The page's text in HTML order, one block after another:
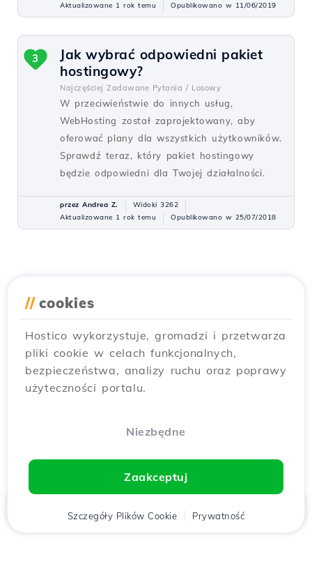
Aktualizowane 1 rok temu
Opublikowano w 11/06/2019
Jak wybrać odpowiedni pakiet
hostingowy?
Najczęściej Zadawane Pytania / Losowy
W przeciwieństwie do innych usług,
WebHosting został zaprojektowany, aby
oferować plany dla wszystkich użytkowników.
Sprawdź teraz, który pakiet hostingowy
będzie odpowiedni dla Twojej działalności.
3
przez Andrea Z.
Widoki 3262
Aktualizowane 1 rok temu
Opublikowano w 25/07/2018
// cookies
Hostico wykorzystuje, gromadzi i przetwarza
pliki cookie w celach funkcjonalnych,
bezpieczeństwa, analizy ruchu oraz poprawy
użyteczności portalu.
Niezbędne
Zaakceptuj
Szczegóły Plików Cookie Prywatność
Klient Koszyk Chat